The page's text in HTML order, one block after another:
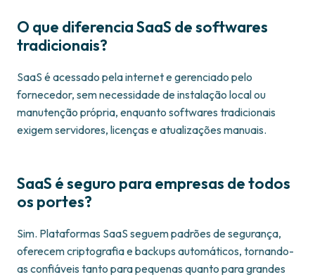
O que diferencia SaaS de softwares
tradicionais?
SaaS é acessado pela internet e gerenciado pelo
fornecedor, sem necessidade de instalação local ou
manutenção própria, enquanto softwares tradicionais
exigem servidores, licenças e atualizações manuais.
SaaS é seguro para empresas de todos
os portes?
Sim. Plataformas SaaS seguem padrões de segurança,
oferecem criptografia e backups automáticos, tornando-
as confiáveis tanto para pequenas quanto para grandes